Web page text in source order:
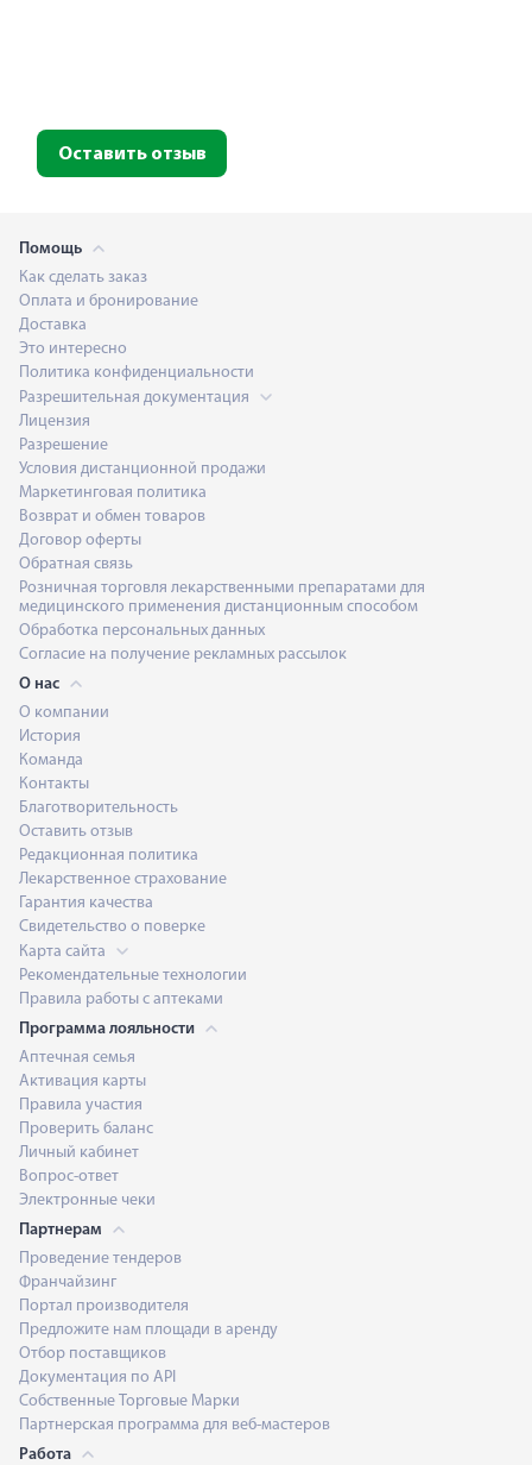
Оставить отзыв
Помощь
Как сделать заказ
Оплата и бронирование
Доставка
Это интересно
Политика конфиденциальности
Разрешительная документация
Лицензия
Разрешение
Условия дистанционной продажи
Маркетинговая политика
Возврат и обмен товаров
Договор оферты
Обратная связь
Розничная торговля лекарственными препаратами для
медицинского применения дистанционным способом
Обработка персональных данных
Согласие на получение рекламных рассылок
О нас
О компании
История
Команда
Контакты
Благотворительность
Оставить отзыв
Редакционная политика
Лекарственное страхование
Гарантия качества
Свидетельство о поверке
Карта сайта
Рекомендательные технологии
Правила работы с аптеками
Программа лояльности
Аптечная семья
Активация карты
Правила участия
Проверить баланс
Личный кабинет
Вопрос-ответ
Электронные чеки
Партнерам
Проведение тендеров
Франчайзинг
Портал производителя
Предложите нам площади в аренду
Отбор поставщиков
Документация по API
Собственные Торговые Марки
Партнерская программа для веб-мастеров
Работа